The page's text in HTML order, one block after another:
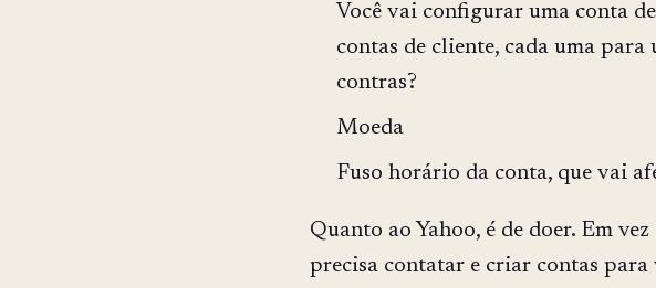
Você vai configurar uma conta
contas de cliente, cada uma para
contras?
Moeda
Fuso horário da conta, que vai
Quanto ao Yahoo, é de doer. Em
precisa contatar e criar contas